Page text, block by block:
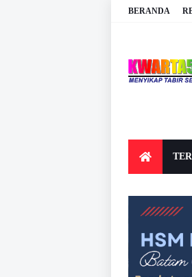
BERANDA